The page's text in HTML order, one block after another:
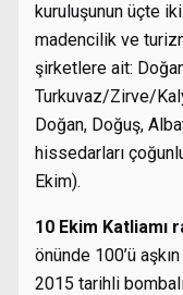
kuruluşunun üçte
madencilik ve
şirketlere ait:
Turkuvaz/Zirve/
Doğan, Doğuş,
hissedarları
Ekim).
10 Ekim Katliamı
önünde 100’ü
2015 tarihli